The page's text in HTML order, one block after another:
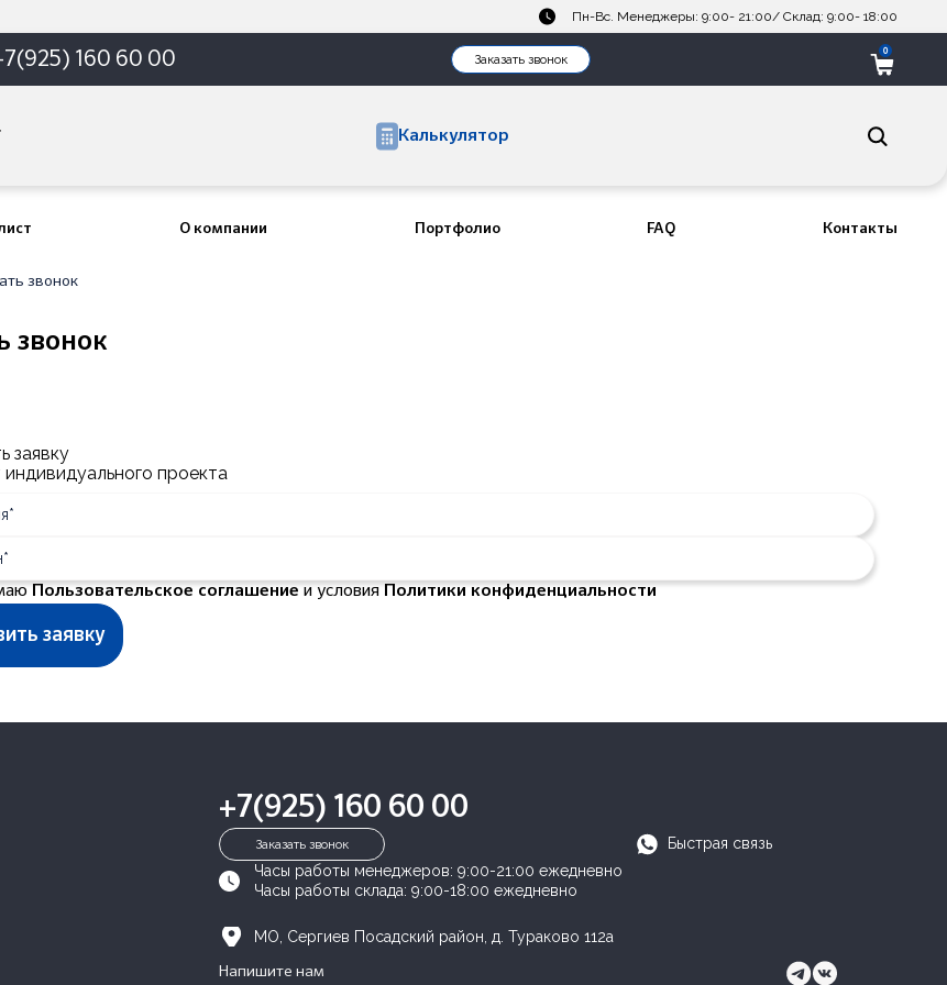
Пн-Вс. Менеджеры: 9:00- 21:00/ Склад: 9:00- 18:00
160 60 00 Заказать звонок
0
Калькулятор
О компании Портфолио FAQ Контакты
звонок
звонок
заявку
индивидуального проекта
Пользовательское соглашение и условия Политики конфиденциальности
Быстрая связь
+7(925) 160 60 00
Заказать звонок
Часы работы менеджеров: 9:00-21:00 ежедневно
Часы работы склада: 9:00-18:00 ежедневно
МО, Сергиев Посадский район, д. Тураково 112а
Напишите нам